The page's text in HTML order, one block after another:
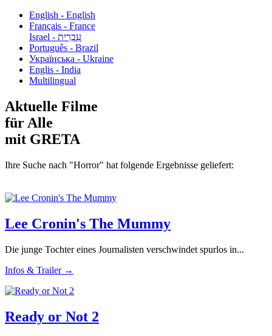
English - English
Français - France
עִבְרִית - Israel
Português - Brazil
Українська - Ukraine
Englis - India
Multilingual
Aktuelle Filme
für Alle
mit GRETA
Ihre Suche nach "Horror" hat folgende Ergebnisse geliefert:
Lee Cronin's The Mummy
Die junge Tochter eines Journalisten verschwindet spurlos in...
Infos & Trailer →
Ready or Not 2